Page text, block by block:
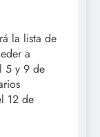
la lista de
a
5 y 9 de
12 de